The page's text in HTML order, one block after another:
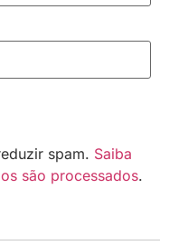
spam. Saiba
são processados.